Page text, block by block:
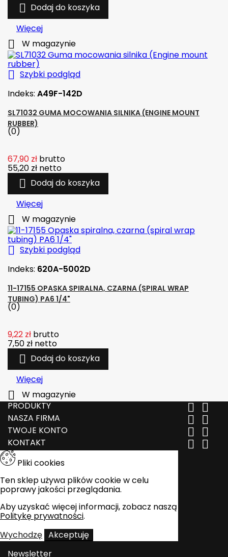
 Dodaj do koszyka
Więcej
 W magazynie
 Szybki podgląd
Indeks: A49F-142D
SL71032 GUMA MOCOWANIA SILNIKA (ENGINE MOUNT
RUBBER)
(0)
67,90 zł brutto
55,20 zł netto
 Dodaj do koszyka
Więcej
 W magazynie
 Szybki podgląd
Indeks: 620A-5002D
11-17155 OPASKA SPIRALNA, CZARNA (SPIRAL WRAP
TUBING) PA6 1/4"
(0)
9,22 zł brutto
7,50 zł netto
 Dodaj do koszyka
Więcej

W magazynie
PRODUKTY
 
NASZA FIRMA  
TWOJE KONTO  
KONTAKT  
Pliki cookies
Ten sklep używa plików cookie w celu
poprawy jakości przeglądania.
Aby uzyskać więcej informacji, zobacz naszą
Politykę prywatności.
Wychodzę Akceptuję
Newsletter